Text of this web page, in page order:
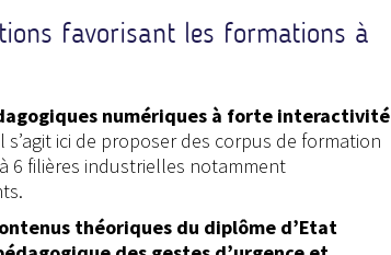
favorisant les formations à
numériques à forte interactivité
s’agit ici de proposer des corpus de formation
6 filières industrielles notamment
théoriques du diplôme d’Etat